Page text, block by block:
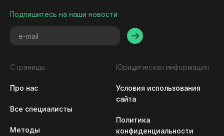
Подпишитесь на наши новости
Страницы
Про нас
Все специалисты
Методы
Юридическая информация
Условия использования
сайта
Политика
конфиденциальности